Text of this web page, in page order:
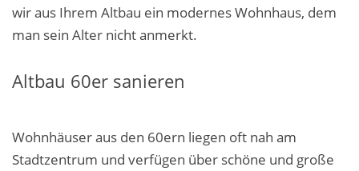
wir aus Ihrem Altbau ein modernes Wohnhaus, dem
man sein Alter nicht anmerkt.
Altbau 60er sanieren
Wohnhäuser aus den 60ern liegen oft nah am
Stadtzentrum und verfügen über schöne und große